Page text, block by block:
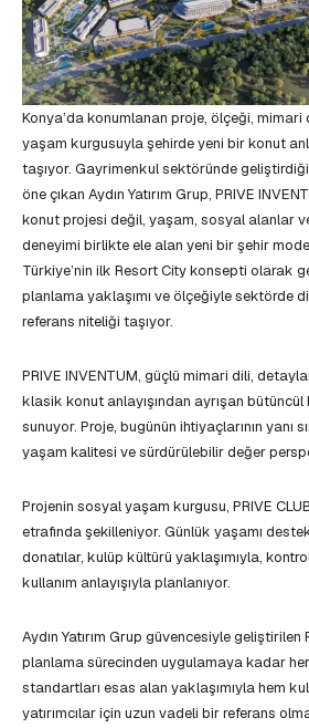
Konya’da konumlanan proje, ölçeği, mimari
yaşam kurgusuyla şehirde yeni bir konut
taşıyor. Gayrimenkul sektöründe
öne çıkan Aydın Yatırım Grup, PRIVE
konut projesi değil, yaşam, sosyal alanlar
deneyimi birlikte ele alan yeni bir şehir
Türkiye’nin ilk Resort City konsepti olarak
planlama yaklaşımı ve ölçeğiyle sektörde
referans niteliği taşıyor.
PRIVE INVENTUM, güçlü mimari dili,
klasik konut anlayışından ayrışan
sunuyor. Proje, bugünün ihtiyaçlarının yanı
yaşam kalitesi ve sürdürülebilir değer
Projenin sosyal yaşam kurgusu, PRIVE
etrafında şekilleniyor. Günlük yaşamı
donatılar, kulüp kültürü yaklaşımıyla,
kullanım anlayışıyla planlanıyor.
Aydın Yatırım Grup güvencesiyle geliştirilen
planlama sürecinden uygulamaya kadar
standartları esas alan yaklaşımıyla hem
yatırımcılar için uzun vadeli bir referans